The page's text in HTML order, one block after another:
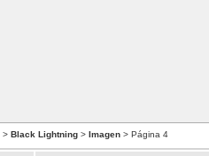
> Black Lightning > Imagen > Página 4